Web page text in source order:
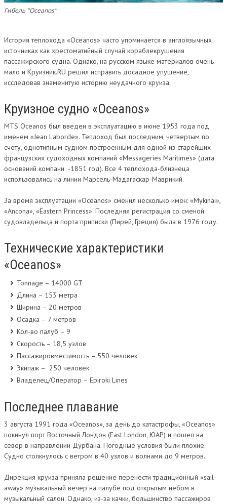
РЕЧНЫЕ НОВОСТИ
РАСПИСАНИЕ КРУИЗОВ
БАЗА “КРУИЗЫ ОТ БРИЗА”
БАЗА «GOCRUISE»
МОРСКИЕ КРУИЗЫ
РЕЧНЫЕ КРУИЗЫ
ОТЗЫВЫ О КРУИЗАХ
ФЛОТ
ИСТОРИЯ ФЛОТА
ТРЕКИНГ КРУИЗНЫХ ЛАЙНЕРОВ
ПОРТЫ
КРУИЗ.PRO
КРУИЗНЫЕ КОМПАНИИ
РАБОТА
БРАТ ОКЕАН
СТИХИЯ
КИНО
ЦИТАТЫ
Гибель "Oceanos"
История теплохода «Oceanos» часто упоминается в англоязычных
источниках как хрестоматийный случай кораблекрушения
пассажирского судна. Однако, на русском языке материалов очень
мало и Круизник.RU решил исправить досадное упущение,
исследовав знаменитую историю неудачного круиза.
Круизное судно «Oceanos»
MTS Oceanos был введен в эксплуатацию в июне 1953 года под
именем «Jean Laborde». Теплоход был последним, четвертым по
счету, однотипным судном построенным для одной из старейших
французских судоходных компаний «Messageries Maritimes» (дата
оснований компани -1851 год). Все 4 теплохода-близнеца
использовались на линии Марсель-Мадагаскар-Маврикий.
За время эксплуатации «Oceanos» сменил несколько имен: «Mykinai»,
«Ancona», «Eastern Princess». Последняя регистрация со сменой
судовладельца и порта приписки (Пирей, Греция) была в 1976 году.
Технические характеристики
«Oceanos»
Tonnage – 14000 GT
Длина – 153 метра
Ширина – 20 метров
Осадка – 7 метров
Кол-во палуб – 9
Скорость – 18,5 узлов
Пассажировместимость – 550 человек
Экипаж – 250 человек
Владелец/Оператор – Epiroki Lines
Последнее плавание
3 августа 1991 года «Oceanos», за день до катастрофы, «Oceanos»
покинул порт Восточный Лондон (East London, ЮАР) и пошел на
север в направлении Дурбана. Погодные условия были плохие.
Судно столкнулось с ветром в 40 узлов и волнами до 9 метров.
Дирекция круиза приняла решение перенести традиционный «sail-
away» музыкальный вечер на палубе под открытым небом в
музыкальный салон. Однако, из-за качки, большинство пассажиров